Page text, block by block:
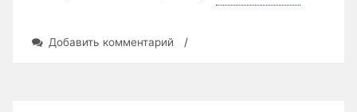
Добавить комментарийк
/